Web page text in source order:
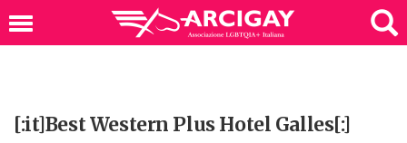
[:it]Best Western Plus Hotel Galles[:]